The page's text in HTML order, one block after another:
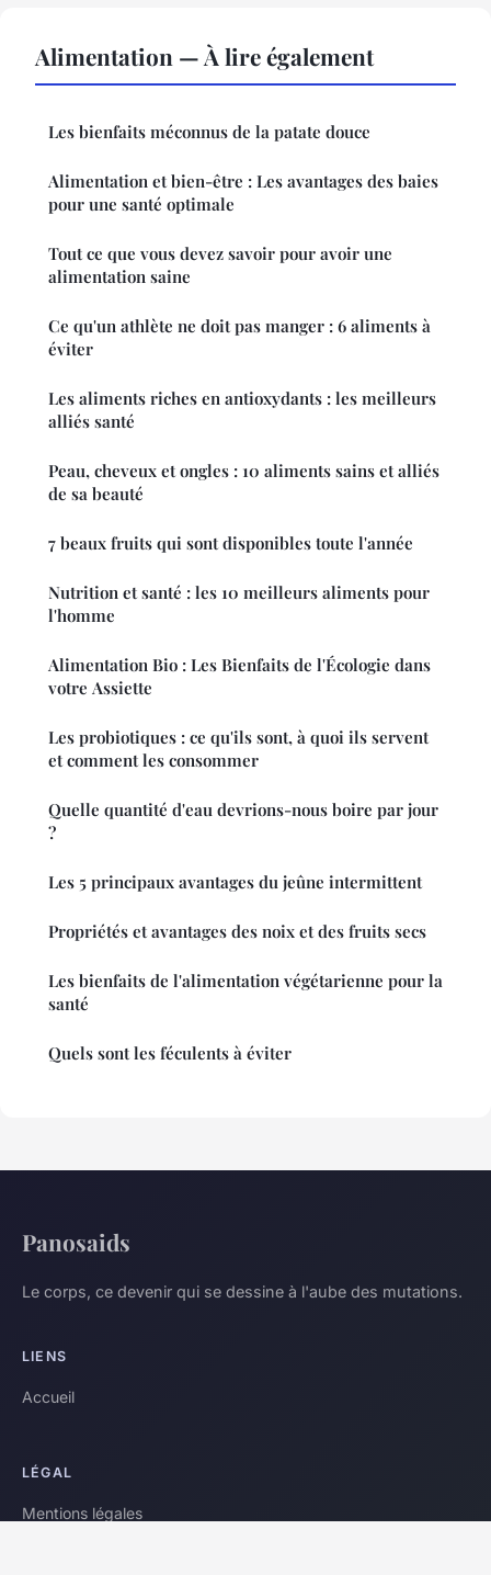
Alimentation — À lire également
Les bienfaits méconnus de la patate douce
Alimentation et bien-être : Les avantages des baies
pour une santé optimale
Tout ce que vous devez savoir pour avoir une
alimentation saine
Ce qu'un athlète ne doit pas manger : 6 aliments à
éviter
Les aliments riches en antioxydants : les meilleurs
alliés santé
Peau, cheveux et ongles : 10 aliments sains et alliés
de sa beauté
7 beaux fruits qui sont disponibles toute l'année
Nutrition et santé : les 10 meilleurs aliments pour
l'homme
Alimentation Bio : Les Bienfaits de l'Écologie dans
votre Assiette
Les probiotiques : ce qu'ils sont, à quoi ils servent
et comment les consommer
Quelle quantité d'eau devrions-nous boire par jour
?
Les 5 principaux avantages du jeûne intermittent
Propriétés et avantages des noix et des fruits secs
Les bienfaits de l'alimentation végétarienne pour la
santé
Quels sont les féculents à éviter
Panosaids
Le corps, ce devenir qui se dessine à l'aube des mutations.
LIENS
Accueil
LÉGAL
Mentions légales